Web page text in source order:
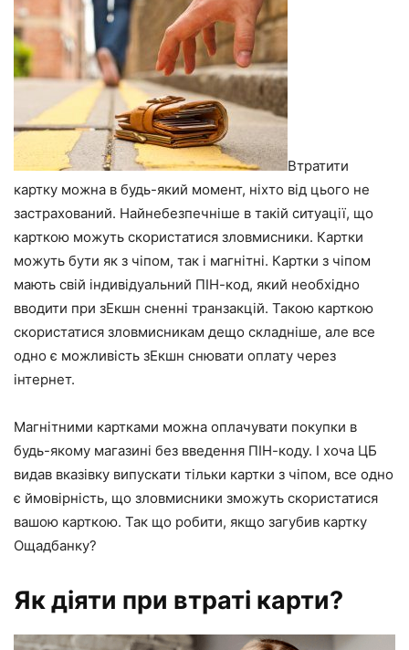
Втратити
картку можна в будь-який момент, ніхто від цього не
застрахований. Найнебезпечніше в такій ситуації, що
карткою можуть скористатися зловмисники. Картки
можуть бути як з чіпом, так і магнітні. Картки з чіпом
мають свій індивідуальний ПІН-код, який необхідно
вводити при зЕкшн сненні транзакцій. Такою карткою
скористатися зловмисникам дещо складніше, але все
одно є можливість зЕкшн снювати оплату через
інтернет.
Магнітними картками можна оплачувати покупки в
будь-якому магазині без введення ПІН-коду. І хоча ЦБ
видав вказівку випускати тільки картки з чіпом, все одно
є ймовірність, що зловмисники зможуть скористатися
вашою карткою. Так що робити, якщо загубив картку
Ощадбанку?
Як діяти при втраті карти?